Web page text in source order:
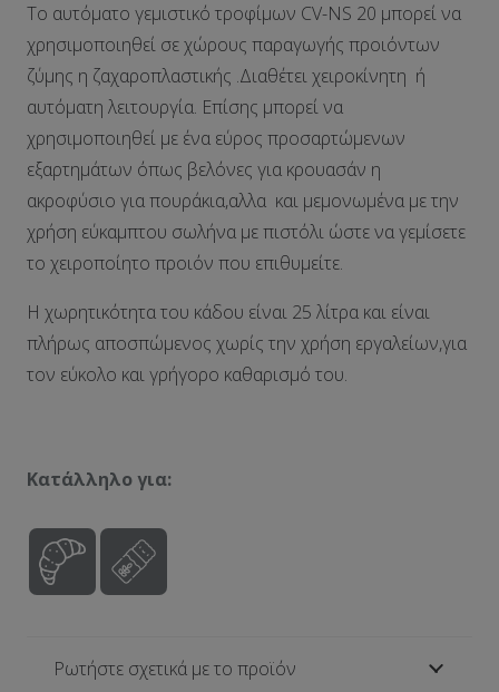
Το αυτόματο γεμιστικό τροφίμων CV-NS 20 μπορεί να
χρησιμοποιηθεί σε χώρους παραγωγής προιόντων
ζύμης η ζαχαροπλαστικής .Διαθέτει χειροκίνητη ή
αυτόματη λειτουργία. Επίσης μπορεί να
χρησιμοποιηθεί με ένα εύρος προσαρτώμενων
εξαρτημάτων όπως βελόνες για κρουασάν η
ακροφύσιο για πουράκια,αλλα και μεμονωμένα με την
χρήση εύκαμπτου σωλήνα με πιστόλι ώστε να γεμίσετε
το χειροποίητο προιόν που επιθυμείτε.
Η χωρητικότητα του κάδου είναι 25 λίτρα και είναι
πλήρως αποσπώμενος χωρίς την χρήση εργαλείων,για
τον εύκολο και γρήγορο καθαρισμό του.
Κατάλληλο για:
Ρωτήστε σχετικά με το προϊόν